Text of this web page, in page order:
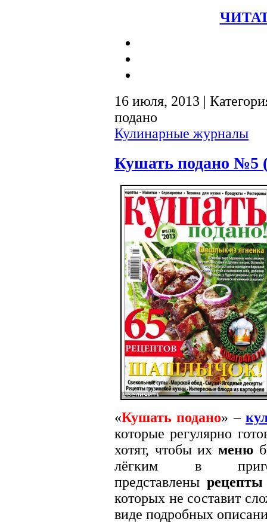
16 июля, 2013 |
подано
Кулинарные журналы
Кушать подано №5
«Кушать подано» –
которые регулярно
хотят, чтобы ихменю
лёгким в
представлены
которых не составит
виде подробных